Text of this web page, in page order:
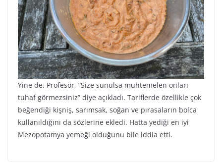
Yine de, Profesör, “Size sunulsa muhtemelen onları
tuhaf görmezsiniz” diye açıkladı. Tariflerde özellikle çok
beğendiği kişniş, sarımsak, soğan ve pırasaların bolca
kullanıldığını da sözlerine ekledi. Hatta yediği en iyi
Mezopotamya yemeği olduğunu bile iddia etti.